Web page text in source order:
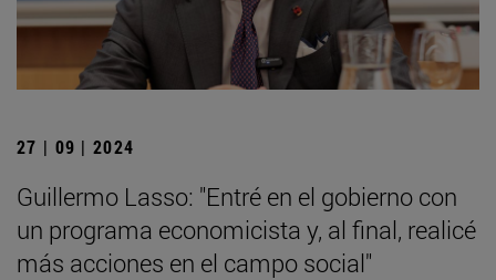
27 | 09 | 2024
Guillermo Lasso: "Entré en el gobierno con
un programa economicista y, al final, realicé
más acciones en el campo social"